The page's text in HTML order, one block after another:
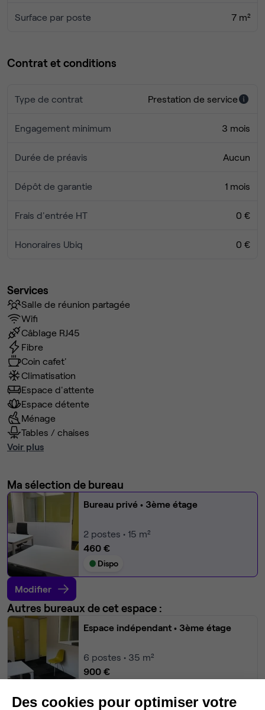
Surface par poste 7 m²
Contrat et conditions
Type de contrat Prestation de service
Engagement minimum 3 mois
Durée de préavis Aucun
Dépôt de garantie 1 mois
Frais d'entrée HT 0 €
Honoraires Ubiq 0 €
Services
Salle de réunion partagée
Wifi
Câblage RJ45
Fibre
Coin cafet'
Climatisation
Espace d'attente
Espace détente
Ménage
Tables / chaises
Voir plus
Ma sélection de bureau
Bureau privé • 3ème étage
2 postes • 15 m²
460 €
Dispo
Modifier
Autres bureaux de cet espace :
Espace indépendant • 3ème étage
6 postes • 35 m²
900 €
Des cookies pour optimiser votre